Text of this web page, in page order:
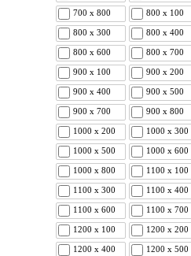
700 x 800 800 x 100
800 x 300 800 x 400
800 x 600 800 x 700
900 x 100 900 x 200
900 x 400 900 x 500
900 x 700 900 x 800
1000 x 200 1000 x 300
1000 x 500 1000 x 600
1000 x 800 1100 x 100
1100 x 300 1100 x 400
1100 x 600 1100 x 700
1200 x 100 1200 x 200
1200 x 400 1200 x 500